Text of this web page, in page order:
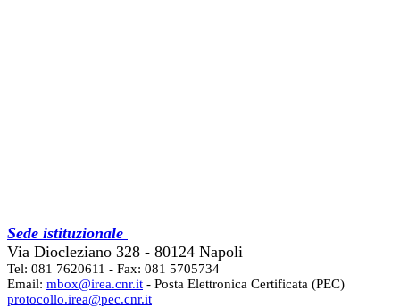
Sede istituzionale
Via Diocleziano 328 - 80124 Napoli
Tel: 081 7620611 - Fax: 081 5705734
Email: mbox@irea.cnr.it - Posta Elettronica Certificata (PEC)
protocollo.irea@pec.cnr.it